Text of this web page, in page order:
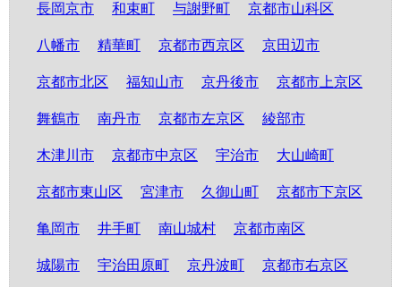
長岡京市
和束町 与謝野町 京都市山科区
八幡市 精華町 京都市西京区 京田辺市
京都市北区 福知山市 京丹後市 京都市上京区
舞鶴市 南丹市 京都市左京区 綾部市
木津川市 京都市中京区 宇治市 大山崎町
京都市東山区 宮津市 久御山町 京都市下京区
亀岡市 井手町 南山城村 京都市南区
城陽市 宇治田原町 京丹波町 京都市右京区